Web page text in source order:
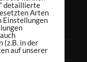
detaillierte
Arten
Einstellungen
(z.B. in der
auf unserer